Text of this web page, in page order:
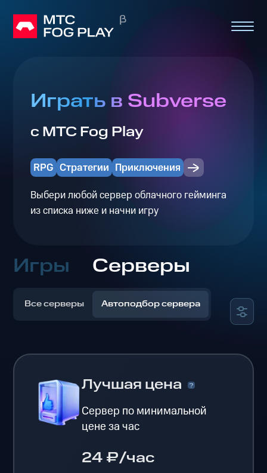
Играть в Subverse
с МТС Fog Play
RPG Стратегии Приключения
Выбери любой сервер облачного гейминга
из списка ниже и начни игру
Игры Серверы
Все серверы Автоподбор сервера
Лучшая цена
Сервер по минимальной
цене за час
24 ₽/час